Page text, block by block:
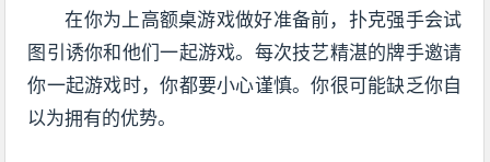
在你为上高额桌游戏做好准备前，扑克强手会试
图引诱你和他们一起游戏。每次技艺精湛的牌手邀请
你一起游戏时，你都要小心谨慎。你很可能缺乏你自
以为拥有的优势。